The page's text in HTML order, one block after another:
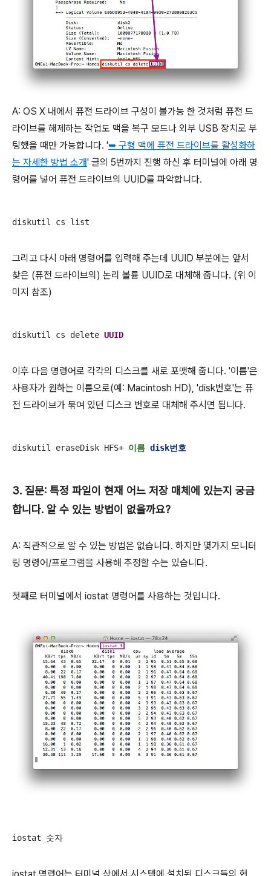
A: OS X 내에서 퓨전 드라이브 구성이 불가능 한 것처럼 퓨전 드
라이브를 해제하는 작업도 맥을 복구 모드나 외부 USB 장치로 부
팅했을 때만 가능합니다. '➥ 구형 맥에 퓨전 드라이브를 활성화하
는 자세한 방법 소개' 글의 5번까지 진행 하신 후 터미널에 아래 명
령어를 넣어 퓨전 드라이브의 UUID를 파악합니다.
diskutil cs list
그리고 다시 아래 명령어를 입력해 주는데 UUID 부분에는 앞서
찾은 (퓨전 드라이브의) 논리 볼륨 UUID로 대체해 줍니다. (위 이
미지 참조)
diskutil cs delete UUID
이후 다음 명령어로 각각의 디스크를 새로 포맷해 줍니다. '이름'은
사용자가 원하는 이름으로(예: Macintosh HD), 'disk번호'는 퓨
전 드라이브가 묶여 있던 디스크 번호로 대체해 주시면 됩니다.
diskutil eraseDisk HFS+ 이름 disk번호
3. 질문: 특정 파일이 현재 어느 저장 매체에 있는지 궁금
합니다. 알 수 있는 방법이 없을까요?
A: 직관적으로 알 수 있는 방법은 없습니다. 하지만 몇가지 모니터
링 명령어/프로그램을 사용해 추정할 수는 있습니다.
첫째로 터미널에서 iostat 명령어를 사용하는 것입니다.
iostat 숫자